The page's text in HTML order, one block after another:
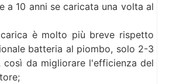
a 10 anni se caricata una volta al
è molto più breve rispetto
batteria al piombo, solo 2-3
così da migliorare l'efficienza del